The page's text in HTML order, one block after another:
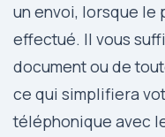
un envoi, lorsque le
effectué. Il vous
document ou de
ce qui simplifiera
téléphonique avec